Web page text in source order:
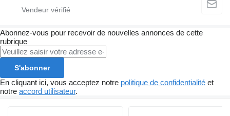
Abonnez-vous pour recevoir de nouvelles annonces de cette
rubrique
S'abonner
En cliquant ici, vous acceptez notre politique de confidentialité et
notre accord utilisateur.